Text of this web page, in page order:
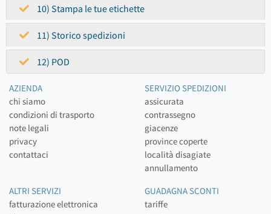
10) Stampa le tue etichette
11) Storico spedizioni
12) POD
AZIENDA
chi siamo
condizioni di trasporto
note legali
privacy
contattaci
SERVIZIO SPEDIZIONI
assicurata
contrassegno
giacenze
province coperte
località disagiate
annullamento
ALTRI SERVIZI
fatturazione elettronica
GUADAGNA SCONTI
tariffe